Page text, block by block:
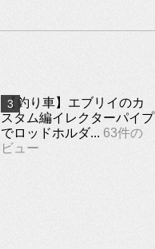
【釣り車】エブリイのカ
スタム編イレクターパイプ
でロッドホルダ... 63件の
ビュー